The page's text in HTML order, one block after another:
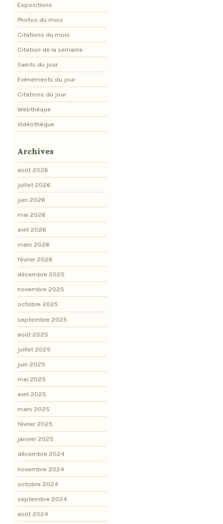
Expositions
Photos du mois
Citations du mois
Citation de la semaine
Saints du jour
Evénements du jour
Citations du jour
Webthèque
Vidéothèque
Archives
août 2026
juillet 2026
juin 2026
mai 2026
avril 2026
mars 2026
février 2026
décembre 2025
novembre 2025
octobre 2025
septembre 2025
août 2025
juillet 2025
juin 2025
mai 2025
avril 2025
mars 2025
février 2025
janvier 2025
décembre 2024
novembre 2024
octobre 2024
septembre 2024
août 2024